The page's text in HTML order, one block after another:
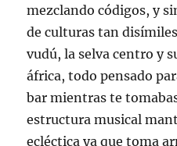
mezclando códigos, y
de culturas tan
vudú, la selva centro y
áfrica, todo pensado
bar mientras te
estructura musical
ecléctica ya que toma